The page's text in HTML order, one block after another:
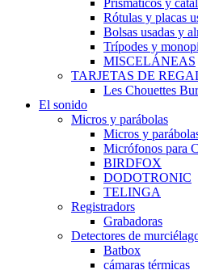
Prismáticos y
Rótulas y placas
Bolsas usadas y
Trípodes y
MISCELÁNEAS
TARJETAS DE
Les Chouettes
El sonido
Micros y parábolas
Micros y
Micrófonos para
BIRDFOX
DODOTRONIC
TELINGA
Registradors
Grabadoras
Detectores de
Batbox
cámaras térmicas